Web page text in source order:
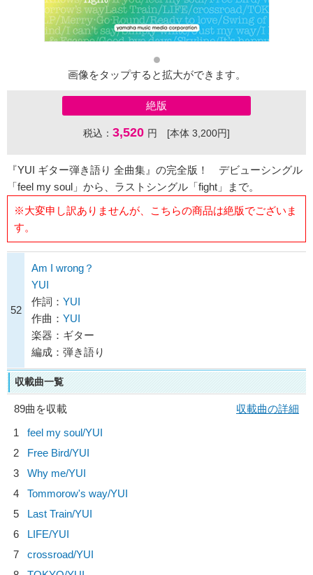
画像をタップすると拡大ができます。
絶版
税込： 3,520 円 [本体 3,200円]
『YUI ギター弾き語り 全曲集』の完全版！ デビューシングル
「feel my soul」から、ラストシングル「fight」まで。
※大変申し訳ありませんが、こちらの商品は絶版でございま
す。
52
Am I wrong？
YUI
作詞： YUI
作曲： YUI
楽器：ギター
編成：弾き語り
収載曲一覧
89曲を収載
収載曲の詳細
1
feel my soul/YUI
2
Free Bird/YUI
3
Why me/YUI
4
Tommorow's way/YUI
5
Last Train/YUI
6
LIFE/YUI
7
crossroad/YUI